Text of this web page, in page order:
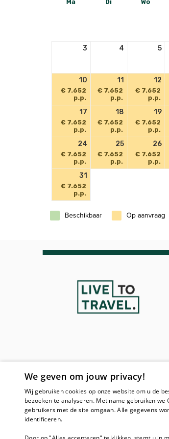
Ma Di Wo
3 4 5
10
€ 7.652
p.p.
11
€ 7.652
p.p.
12
€ 7.652
p.p.
17
€ 7.652
p.p.
18
€ 7.652
p.p.
19
€ 7.652
p.p.
24
€ 7.652
p.p.
25
€ 7.652
p.p.
26
€ 7.652
p.p.
31
€ 7.652
p.p.
Beschikbaar Op aanvraag
We geven om jouw privacy!
Wij gebruiken cookies op onze website om u de
bezoeken te analyseren. Met name gebruiken
gebruikers met de site omgaan. Alle gegevens
identificeren.